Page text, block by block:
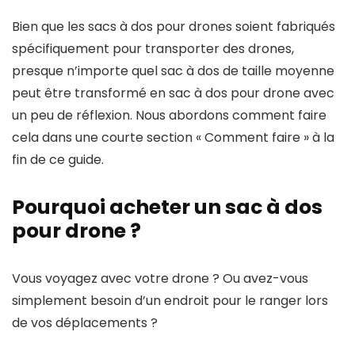
Bien que les sacs à dos pour drones soient fabriqués
spécifiquement pour transporter des drones,
presque n’importe quel sac à dos de taille moyenne
peut être transformé en sac à dos pour drone avec
un peu de réflexion. Nous abordons comment faire
cela dans une courte section « Comment faire » à la
fin de ce guide.
Pourquoi acheter un sac à dos
pour drone ?
Vous voyagez avec votre drone ? Ou avez-vous
simplement besoin d’un endroit pour le ranger lors
de vos déplacements ?